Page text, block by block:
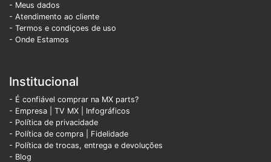
- Meus dados
- Atendimento ao cliente
- Termos e condiçoes de uso
- Onde Estamos
Institucional
- É confiável comprar na MX parts?
- Empresa
TV MX
Infográficos
- Política de privacidade
- Política de compra | Fidelidade
- Política de trocas, entrega e devoluções
- Blog